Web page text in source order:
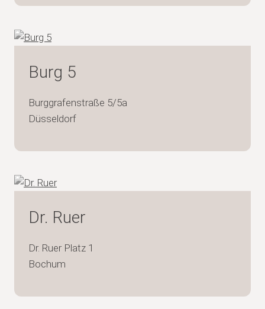
Burg 5
Burggrafenstraße 5/5a
Düsseldorf
Dr. Ruer
Dr. Ruer Platz 1
Bochum